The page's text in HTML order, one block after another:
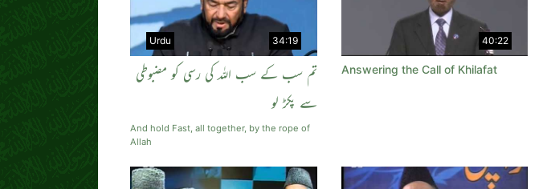
34:19
Urdu
تم سب کے سب اللہ کی رسی کو مضبوطی
سے پکڑ لو
And hold Fast, all together, by the rope of
Allah
40:22
Answering the Call of Khilafat